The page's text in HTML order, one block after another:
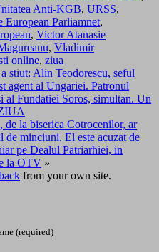
Anti-KGB, URSS,
European Parliamnet,
, Victor Atanasie
, Vladimir
online, ziua
stiut: Alin Teodorescu, seful
agent al Ungariei. Patronul
Fundatiei Soros, simultan. Un
la biserica Cotrocenilor, ar
de minciuni. El este acuzat de
pe Dealul Patriarhiei, in
la OTV »
from your own site.
(required)